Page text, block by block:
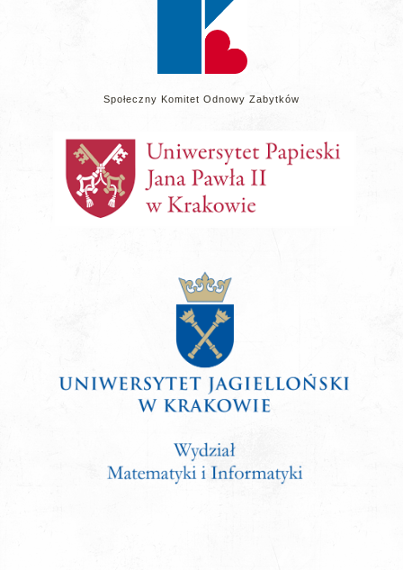
Społeczny Komitet Odnowy Zabytków